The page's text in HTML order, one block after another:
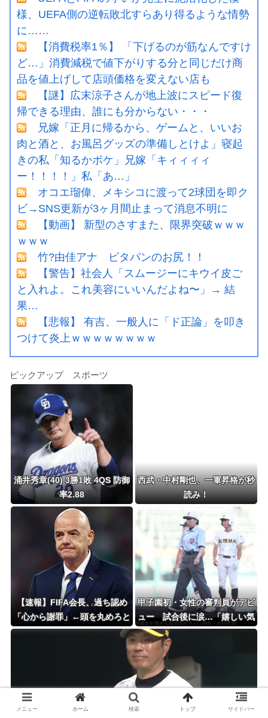
様、UEFA側の逆転敗北すらあり得るような情勢
に……
【消費税率1％】 「下げるのが筋なんですけ
ど…」消費減税で値下がりする分と同じだけ商
品を値上げして店頭価格を変えない店も
【謎】広末涼子さんが地上波にスピード復
帰できる理由、誰にも分からない・・・
兄嫁「正月に帰るから、ゲームと、いいお
肉と酒と、お風呂グッズの準備しとけよ」寝起
きの私「知るかボケ」兄嫁「キィィィィ
ー！！！！」私「あ…」
オコエ瑠偉、メキシコに渡って2球団を即ク
ビ→SNS更新が3ヶ月間止まって消息不明に
【動画】 新型のさすまた、限界突破ｗｗｗ
ｗｗｗ
竹?由佳アナ ピタパンのお尻！！
【警告】社会人「スムージーにキウイ皮ご
と入れよ。これ美容にいいんだよね〜」→ 結
果…
【悲報】 有吉、一般人に「ド正論」を叩き
つけて炎上ｗｗｗｗｗｗｗｗ
ピックアップ スポーツ
涌井秀章(40) 3勝1敗 4QS 防御
率2.88
西武・中村剛也、一軍昇格が秒
読み！
【速報】FIFA会長、過ち認め
「心から謝罪」←頭を丸めろと
ネットの声ｗｗｗｗｗｗｗｗ
甲子園初・女性の審判員がデビ
ュー 試合後に涙…「嬉しい気
持ちと絶対失敗しちゃいけな
い、それだけでした」
メニュー ホーム 検索 トップ サイドバー